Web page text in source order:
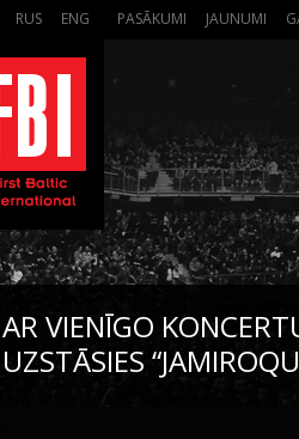
RUS ENG PASĀKUMI JAUNUMI
AR VIENĪGO
UZSTĀSIES